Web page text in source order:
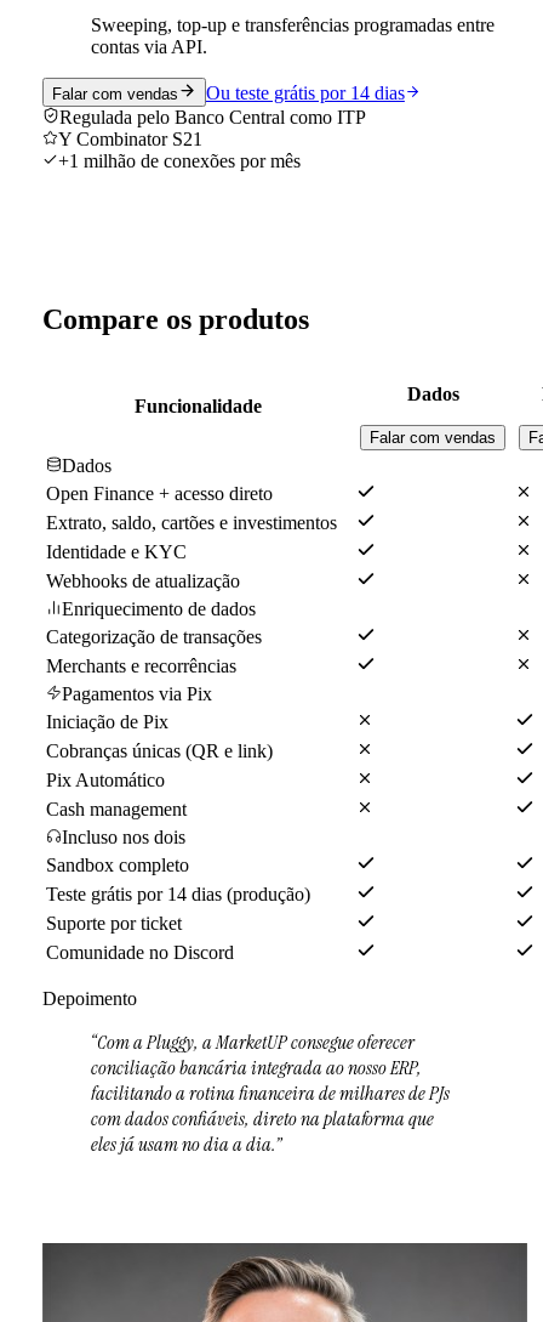
Sweeping, top-up e transferências programadas entre
contas via API.
Falar com vendas
Ou teste grátis por 14 dias
Regulada pelo Banco Central como ITP
Y Combinator S21
+1 milhão de conexões por mês
Compare os produtos
Funcionalidade
Dados
Falar com vendas
Dados
Open Finance + acesso direto
Extrato, saldo, cartões e investimentos
Identidade e KYC
Webhooks de atualização
Enriquecimento de dados
Categorização de transações
Merchants e recorrências
Pagamentos via Pix
Iniciação de Pix
Cobranças únicas (QR e link)
Pix Automático
Cash management
Incluso nos dois
Sandbox completo
Teste grátis por 14 dias (produção)
Suporte por ticket
Comunidade no Discord
Depoimento
“Com a Pluggy, a MarketUP consegue oferecer
conciliação bancária integrada ao nosso ERP,
facilitando a rotina financeira de milhares de PJs
com dados confiáveis, direto na plataforma que
eles já usam no dia a dia.”